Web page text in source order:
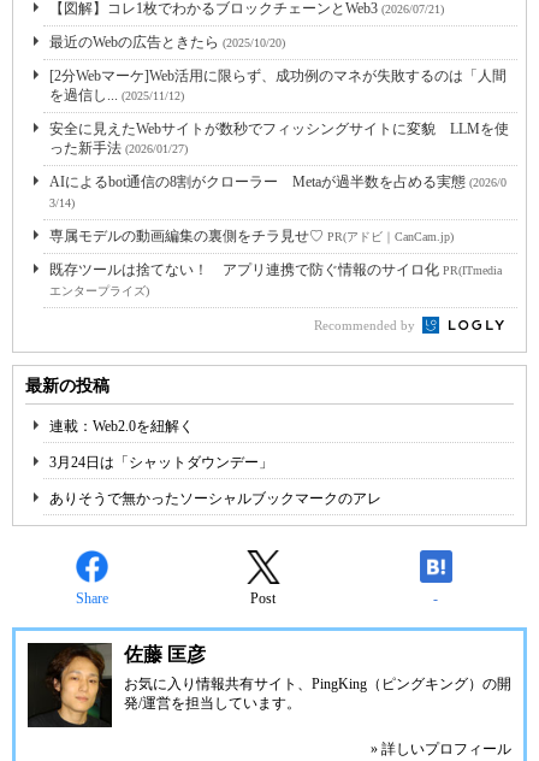
【図解】コレ1枚でわかるブロックチェーンとWeb3 (2026/07/21)
最近のWebの広告ときたら (2025/10/20)
[2分Webマーケ]Web活用に限らず、成功例のマネが失敗するのは「人間
を過信し... (2025/11/12)
安全に見えたWebサイトが数秒でフィッシングサイトに変貌 LLMを使
った新手法 (2026/01/27)
AIによるbot通信の8割がクローラー Metaが過半数を占める実態 (2026/0
3/14)
専属モデルの動画編集の裏側をチラ見せ♡ PR(アドビ｜CanCam.jp)
既存ツールは捨てない！ アプリ連携で防ぐ情報のサイロ化 PR(ITmedia
エンタープライズ)
Recommended by
最新の投稿
連載：Web2.0を紐解く
3月24日は「シャットダウンデー」
ありそうで無かったソーシャルブックマークのアレ
Share Post -
佐藤 匡彦
お気に入り情報共有サイト、PingKing（ピングキング）の開
発/運営を担当しています。
» 詳しいプロフィール